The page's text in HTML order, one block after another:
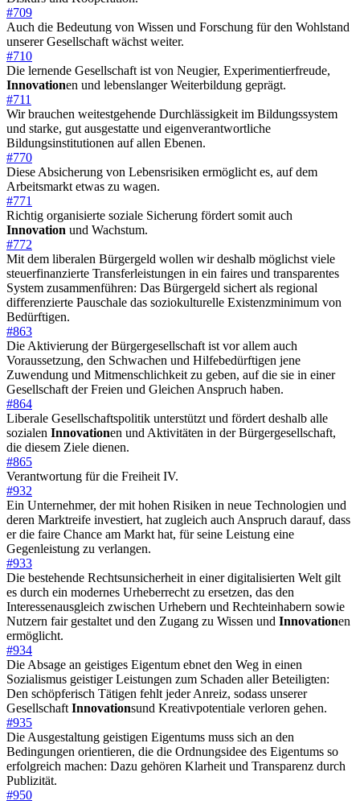
#709
Auch die Bedeutung von Wissen und Forschung für den Wohlstand
unserer Gesellschaft wächst weiter.
#710
Die lernende Gesellschaft ist von Neugier, Experimentierfreude,
Innovationen und lebenslanger Weiterbildung geprägt.
#711
Wir brauchen weitestgehende Durchlässigkeit im Bildungssystem
und starke, gut ausgestatte und eigenverantwortliche
Bildungsinstitutionen auf allen Ebenen.
#770
Diese Absicherung von Lebensrisiken ermöglicht es, auf dem
Arbeitsmarkt etwas zu wagen.
#771
Richtig organisierte soziale Sicherung fördert somit auch
Innovation und Wachstum.
#772
Mit dem liberalen Bürgergeld wollen wir deshalb möglichst viele
steuerfinanzierte Transferleistungen in ein faires und transparentes
System zusammenführen: Das Bürgergeld sichert als regional
differenzierte Pauschale das soziokulturelle Existenzminimum von
Bedürftigen.
#863
Die Aktivierung der Bürgergesellschaft ist vor allem auch
Voraussetzung, den Schwachen und Hilfebedürftigen jene
Zuwendung und Mitmenschlichkeit zu geben, auf die sie in einer
Gesellschaft der Freien und Gleichen Anspruch haben.
#864
Liberale Gesellschaftspolitik unterstützt und fördert deshalb alle
sozialen Innovationen und Aktivitäten in der Bürgergesellschaft,
die diesem Ziele dienen.
#865
Verantwortung für die Freiheit IV.
#932
Ein Unternehmer, der mit hohen Risiken in neue Technologien und
deren Marktreife investiert, hat zugleich auch Anspruch darauf, dass
er die faire Chance am Markt hat, für seine Leistung eine
Gegenleistung zu verlangen.
#933
Die bestehende Rechtsunsicherheit in einer digitalisierten Welt gilt
es durch ein modernes Urheberrecht zu ersetzen, das den
Interessenausgleich zwischen Urhebern und Rechteinhabern sowie
Nutzern fair gestaltet und den Zugang zu Wissen und Innovationen
ermöglicht.
#934
Die Absage an geistiges Eigentum ebnet den Weg in einen
Sozialismus geistiger Leistungen zum Schaden aller Beteiligten:
Den schöpferisch Tätigen fehlt jeder Anreiz, sodass unserer
Gesellschaft Innovationsund Kreativpotentiale verloren gehen.
#935
Die Ausgestaltung geistigen Eigentums muss sich an den
Bedingungen orientieren, die die Ordnungsidee des Eigentums so
erfolgreich machen: Dazu gehören Klarheit und Transparenz durch
Publizität.
#950